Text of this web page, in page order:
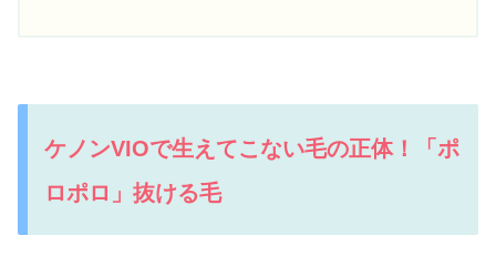
ケノンVIOで生えてこない毛の正体！「ポ
ロポロ」抜ける毛